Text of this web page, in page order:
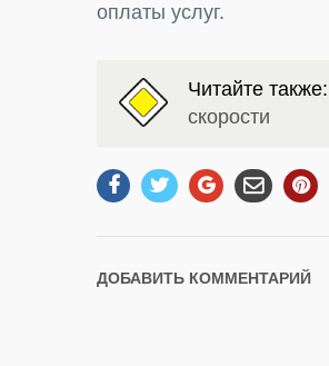
оплаты услуг.
Читайте также:
скорости
ДОБАВИТЬ КОММЕНТАРИЙ